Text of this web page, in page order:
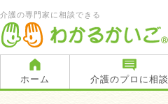
介護の専門家に相談できる
ホーム 介護のプロに相談